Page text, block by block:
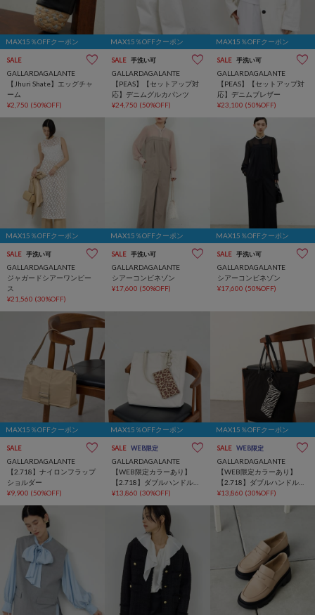
MAX15％OFFクーポン
SALE
GALLARDAGALANTE
【Jhuri Shate】エッグチャ
ーム
¥2,750 (50%OFF)
MAX15％OFFクーポン
SALE 手洗い可
GALLARDAGALANTE
【PEAS】【セットアップ対
応】デニムグルカパンツ
¥24,750 (50%OFF)
MAX15％OFFクーポン
SALE 手洗い可
GALLARDAGALANTE
【PEAS】【セットアップ対
応】デニムブレザー
¥23,100 (50%OFF)
MAX15％OFFクーポン
SALE 手洗い可
GALLARDAGALANTE
ジャガードシアーワンピー
ス
¥21,560 (30%OFF)
MAX15％OFFクーポン
SALE 手洗い可
GALLARDAGALANTE
シアーコンビネゾン
¥17,600 (50%OFF)
MAX15％OFFクーポン
SALE 手洗い可
GALLARDAGALANTE
シアーコンビネゾン
¥17,600 (50%OFF)
MAX15％OFFクーポン
SALE
GALLARDAGALANTE
【2.718】ナイロンフラップ
ショルダー
¥9,900 (50%OFF)
MAX15％OFFクーポン
SALE WEB限定
GALLARDAGALANTE
【WEB限定カラーあり】
【2.718】ダブルハンドルト
ート
¥13,860 (30%OFF)
MAX15％OFFクーポン
SALE WEB限定
GALLARDAGALANTE
【WEB限定カラーあり】
【2.718】ダブルハンドルト
ート
¥13,860 (30%OFF)